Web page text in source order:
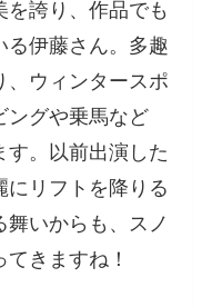
誇り、作品でも
伊藤さん。多趣
ウィンタースポ
ングや乗馬など
。以前出演した
リフトを降りる
いからも、スノ
きますね！